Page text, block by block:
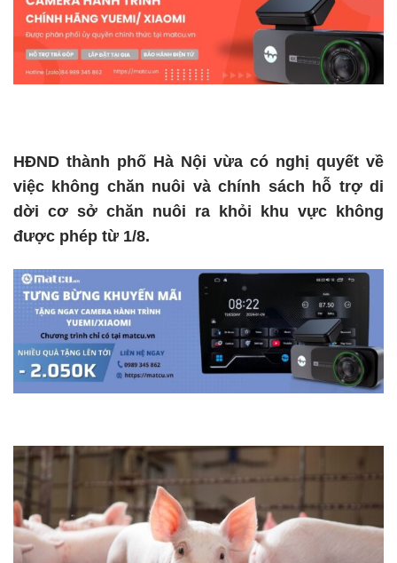
HĐND thành phố Hà Nội vừa có nghị quyết về
việc không chăn nuôi và chính sách hỗ trợ di
dời cơ sở chăn nuôi ra khỏi khu vực không
được phép từ 1/8.